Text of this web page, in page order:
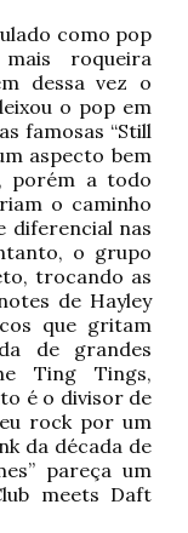
como pop
roqueira
dessa vez o
o pop em
famosas “Still
aspecto bem
porém a todo
o caminho
diferencial nas
o grupo
trocando as
de Hayley
que gritam
de grandes
Ting Tings,
é o divisor de
rock por um
da década de
pareça um
meets Daft